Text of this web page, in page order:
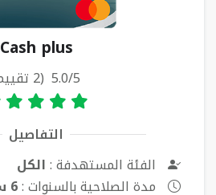
Cash plus
5.0/5 (2 تقييم)
التفاصيل
الفئة المستهدفة :الكل
مدة الصلاحية بالسنوات :6 سنوات